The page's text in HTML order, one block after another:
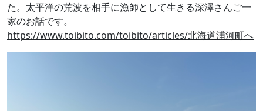
た。太平洋の荒波を相手に漁師として生きる深澤さんご一
家のお話です。
https://www.toibito.com/toibito/articles/北海道浦河町へ